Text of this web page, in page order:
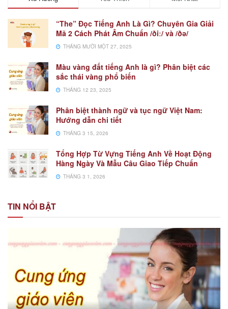
“The” Đọc Tiếng Anh Là Gì? Chuyên Gia Giải
Mã 2 Cách Phát Âm Chuẩn /ðiː/ và /ðə/
THÁNG MƯỜI MỘT 27, 2025
Màu vàng đất tiếng Anh là gì? Phân biệt các
sắc thái vàng phổ biến
THÁNG 12 23, 2025
Phân biệt thành ngữ và tục ngữ Việt Nam:
Hướng dẫn chi tiết
THÁNG 3 15, 2026
Tổng Hợp Từ Vựng Tiếng Anh Về Hoạt Động
Hàng Ngày Và Mẫu Câu Giao Tiếp Chuẩn
THÁNG 3 1, 2026
TIN NỔI BẬT